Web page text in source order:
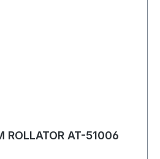
ROLLATOR AT-51006